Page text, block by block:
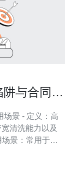
与合同细
场景 - 定义：高
清洗能力以及
景：常用于电
作为唯一